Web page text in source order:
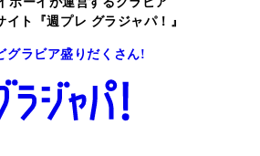
イト『週プレ グラジャパ！』
グラビア盛りだくさん!